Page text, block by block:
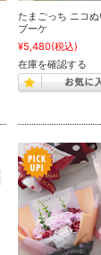
たまごっち ニコ
ブーケ
¥5,480(税込)
在庫を確認する